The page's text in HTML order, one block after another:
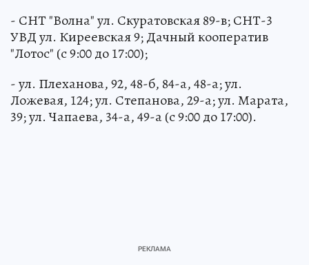
- СНТ "Волна" ул. Скуратовская 89-в; СНТ-3
УВД ул. Киреевская 9; Дачный кооператив
"Лотос" (с 9:00 до 17:00);
- ул. Плеханова, 92, 48-б, 84-а, 48-а; ул.
Ложевая, 124; ул. Степанова, 29-а; ул. Марата,
39; ул. Чапаева, 34-а, 49-а (с 9:00 до 17:00).